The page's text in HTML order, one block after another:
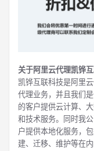
关于阿里云代理凯铧互
凯铧互联科技是阿里
代理业务，并且我们
的客户提供云计算、
和技术服务。同时我
户提供本地化服务，
建、迁移、维护等在内